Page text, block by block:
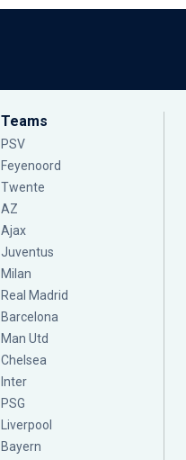
Teams
PSV
Feyenoord
Twente
AZ
Ajax
Juventus
Milan
Real Madrid
Barcelona
Man Utd
Chelsea
Inter
PSG
Liverpool
Bayern